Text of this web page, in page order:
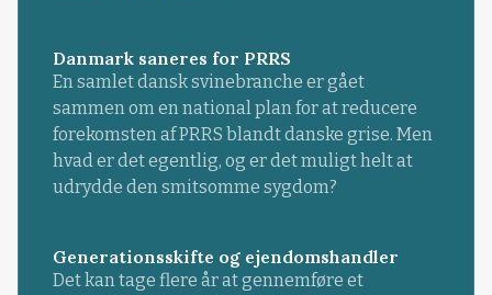
Danmark saneres for PRRS
En samlet dansk svinebranche er gået
sammen om en national plan for at reducere
forekomsten af PRRS blandt danske grise. Men
hvad er det egentlig, og er det muligt helt at
udrydde den smitsomme sygdom?
Generationsskifte og ejendomshandler
Det kan tage flere år at gennemføre et